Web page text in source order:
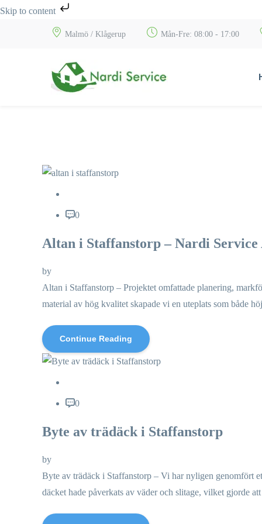
Skip to content
Malmö / Klågerup Mån-Fre: 08:00 - 17:00
0
Altan i Staffanstorp – Nardi Service
by
Altan i Staffanstorp – Projektet omfattade planering,
material av hög kvalitet skapade vi en uteplats som både
Continue Reading
0
Byte av trädäck i Staffanstorp
by
Byte av trädäck i Staffanstorp – Vi har nyligen genomfört
däcket hade påverkats av väder och slitage, vilket gjorde